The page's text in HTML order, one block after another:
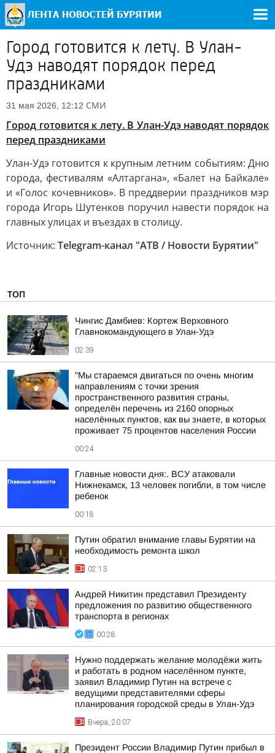
Город готовится к лету. В Улан-
Удэ наводят порядок перед
праздниками
31 мая 2026, 12:12 СМИ
Город готовится к лету. В Улан-Удэ наводят порядок
перед праздниками
Улан-Удэ готовится к крупным летним событиям: Дню
города, фестивалям «Алтаргана», «Балет на Байкале»
и «Голос кочевников». В преддверии праздников мэр
города Игорь Шутенков поручил навести порядок на
главных улицах и въездах в столицу.
Источник: Telegram-канал "АТВ / Новости Бурятии"
ТОП
Чингис Дамбиев: Кортеж Верховного
Главнокомандующего в Улан-Удэ
02:39
"Мы стараемся двигаться по очень многим
направлениям с точки зрения
пространственного развития страны,
определён перечень из 2160 опорных
населённых пунктов, как вы знаете, в которых
проживает 75 процентов населения России
00:24
Главные новости дня:. ВСУ атаковали
Нижнекамск, 13 человек погибли, в том числе
ребенок
00:18
Путин обратил внимание главы Бурятии на
необходимость ремонта школ
02:13
Андрей Никитин представил Президенту
предложения по развитию общественного
транспорта в регионах
00:28
Нужно поддержать желание молодёжи жить
и работать в родном населённом пункте,
заявил Владимир Путин на встрече с
ведущими представителями сферы
планирования городской среды в Улан-Удэ
Вчера, 20:07
Президент России Владимир Путин прибыл в